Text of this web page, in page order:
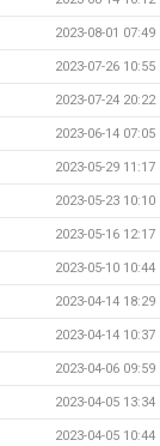
2023-08-01 07:49
2023-07-26 10:55
2023-07-24 20:22
2023-06-14 07:05
2023-05-29 11:17
2023-05-23 10:10
2023-05-16 12:17
2023-05-10 10:44
2023-04-14 18:29
2023-04-14 10:37
2023-04-06 09:59
2023-04-05 13:34
2023-04-05 10:44